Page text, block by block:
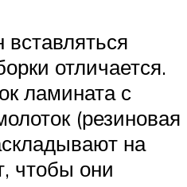
отличается.
ламината с
(резиновая
на
чтобы они